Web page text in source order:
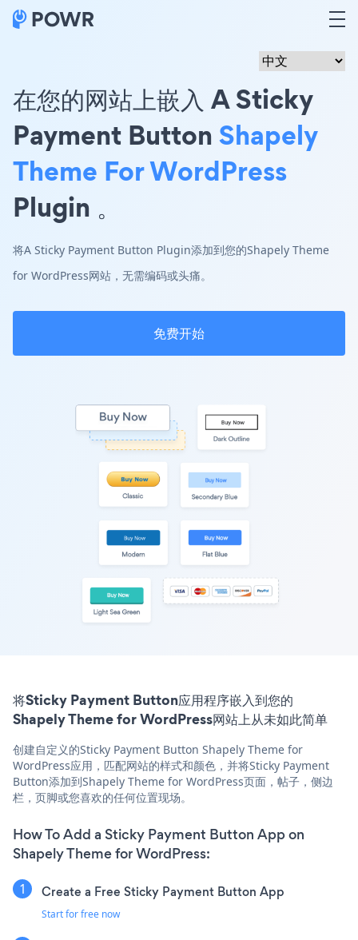
在您的网站上嵌入 A Sticky
Payment ButtonShapely
Theme For WordPress
Plugin 。
将A Sticky Payment Button Plugin添加到您的Shapely Theme
for WordPress网站，无需编码或头痛。
免费开始
将Sticky Payment Button应用程序嵌入到您的
Shapely Theme for WordPress网站上从未如此简单
创建自定义的Sticky Payment Button Shapely Theme for
WordPress应用，匹配网站的样式和颜色，并将Sticky Payment
Button添加到Shapely Theme for WordPress页面，帖子，侧边
栏，页脚或您喜欢的任何位置现场。
How To Add a Sticky Payment Button App on
Shapely Theme for WordPress:
Create a Free Sticky Payment Button App
Start for free now